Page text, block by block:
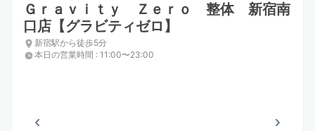
Ｇｒａｖｉｔｙ Ｚｅｒｏ 整体 新宿南
口店【グラビティゼロ】
新宿駅から徒歩5分
本日の営業時間 : 11:00〜23:00